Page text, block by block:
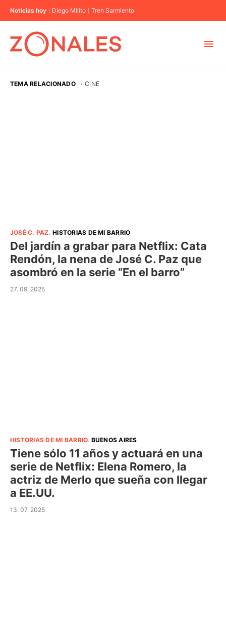
Noticias hoy Diego Milito Tren Sarmiento
TEMA RELACIONADO · CINE
JOSÉ C. PAZ.HISTORIAS DE MI BARRIO
Del jardín a grabar para Netflix: Cata
Rendón, la nena de José C. Paz que
asombró en la serie “En el barro”
27. 09. 2025
HISTORIAS DE MI BARRIO. BUENOS AIRES
Tiene sólo 11 años y actuará en una
serie de Netflix: Elena Romero, la
actriz de Merlo que sueña con llegar
a EE.UU.
13. 07. 2025